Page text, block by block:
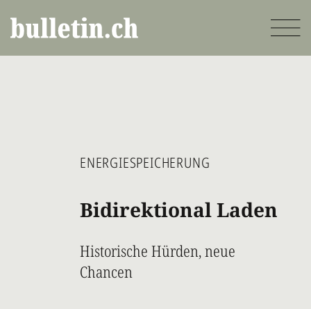
zum
Inhalt
ENERGIESPEICHERUNG
Bidirektional Laden
Historische Hürden, neue
Chancen